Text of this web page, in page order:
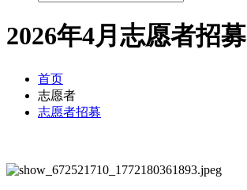
2026年4月志愿者招募
首页
志愿者
志愿者招募